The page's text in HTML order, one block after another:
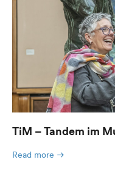
TiM – Tandem im
Read more